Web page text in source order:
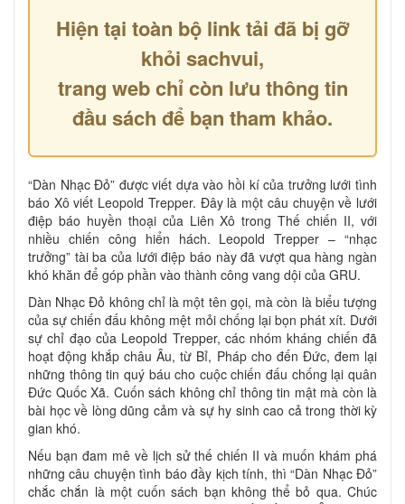
Hiện tại toàn bộ link tải đã bị gỡ
khỏi sachvui,
trang web chỉ còn lưu thông tin
đầu sách để bạn tham khảo.
“Dàn Nhạc Đỏ” được viết dựa vào hồi kí của trưởng lưới tình
báo Xô viết Leopold Trepper. Đây là một câu chuyện về lưới
điệp báo huyền thoại của Liên Xô trong Thế chiến II, với
nhiều chiến công hiển hách. Leopold Trepper – “nhạc
trưởng” tài ba của lưới điệp báo này đã vượt qua hàng ngàn
khó khăn để góp phần vào thành công vang dội của GRU.
Dàn Nhạc Đỏ không chỉ là một tên gọi, mà còn là biểu tượng
của sự chiến đấu không mệt mỏi chống lại bọn phát xít. Dưới
sự chỉ đạo của Leopold Trepper, các nhóm kháng chiến đã
hoạt động khắp châu Âu, từ Bỉ, Pháp cho đến Đức, đem lại
những thông tin quý báu cho cuộc chiến đấu chống lại quân
Đức Quốc Xã. Cuốn sách không chỉ thông tin mật mà còn là
bài học về lòng dũng cảm và sự hy sinh cao cả trong thời kỳ
gian khó.
Nếu bạn đam mê về lịch sử thế chiến II và muốn khám phá
những câu chuyện tình báo đầy kịch tính, thì “Dàn Nhạc Đỏ”
chắc chắn là một cuốn sách bạn không thể bỏ qua. Chúc